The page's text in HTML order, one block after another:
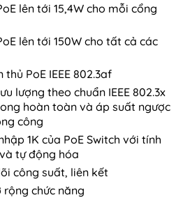
lên tới 15,4W cho mỗi cổng
lên tới 150W cho tất cả các
PoE IEEE 802.3af
lượng theo chuẩn IEEE 802.3x
hoàn toàn và áp suất ngược
công
1K của PoE Switch với tính
tự động hóa
công suất, liên kết
chức năng